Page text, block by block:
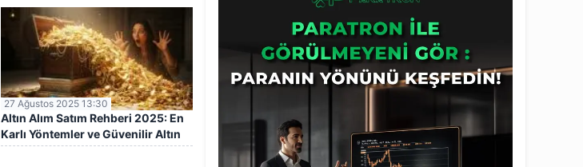
27 Ağustos 2025 13:30
Altın Alım Satım Rehberi 2025: En
Karlı Yöntemler ve Güvenilir Altın
Yatırım Adresleri